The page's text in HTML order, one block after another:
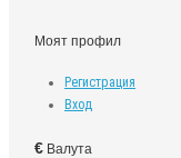
Моят профил
Регистрация
Вход
€ Валута